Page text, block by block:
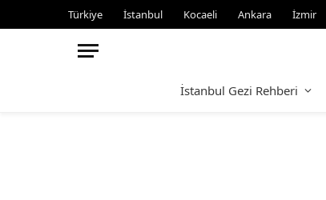
Türkiye İstanbul Kocaeli Ankara İzmir
İstanbul Gezi Rehberi